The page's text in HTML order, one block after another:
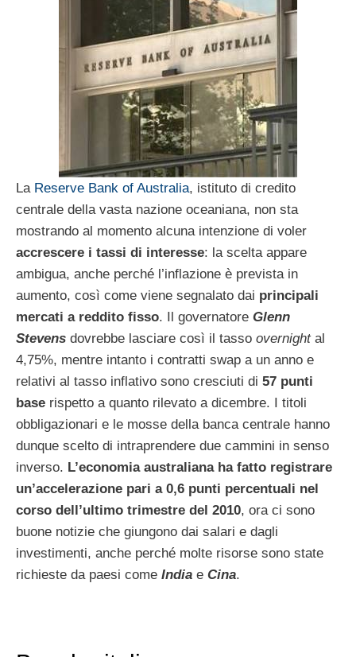
La Reserve Bank of Australia, istituto di credito
centrale della vasta nazione oceaniana, non sta
mostrando al momento alcuna intenzione di voler
accrescere i tassi di interesse: la scelta appare
ambigua, anche perché l’inflazione è prevista in
aumento, così come viene segnalato dai principali
mercati a reddito fisso. Il governatore Glenn
Stevens dovrebbe lasciare così il tasso overnightal
4,75%, mentre intanto i contratti swap a un anno e
relativi al tasso inflativo sono cresciuti di 57 punti
base rispetto a quanto rilevato a dicembre. I titoli
obbligazionari e le mosse della banca centrale hanno
dunque scelto di intraprendere due cammini in senso
inverso. L’economia australiana ha fatto registrare
un’accelerazione pari a 0,6 punti percentuali nel
corso dell’ultimo trimestre del 2010, ora ci sono
buone notizie che giungono dai salari e dagli
investimenti, anche perché molte risorse sono state
richieste da paesi come India e Cina.